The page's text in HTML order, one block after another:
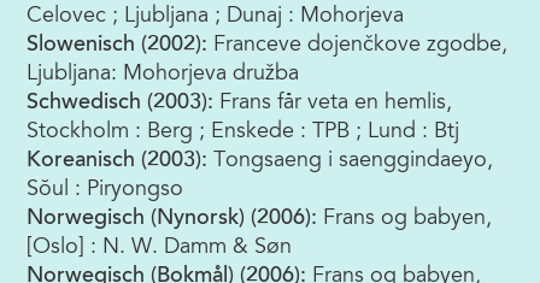
Celovec ; Ljubljana ; Dunaj : Mohorjeva
Slowenisch (2002): Franceve dojenčkove zgodbe,
Ljubljana: Mohorjeva družba
Schwedisch (2003): Frans får veta en hemlis,
Stockholm : Berg ; Enskede : TPB ; Lund : Btj
Koreanisch (2003): Tongsaeng i saenggindaeyo,
Sŏul : Piryongso
Norwegisch (Nynorsk) (2006): Frans og babyen,
[Oslo] : N. W. Damm & Søn
Norwegisch (Bokmål) (2006): Frans og babyen,